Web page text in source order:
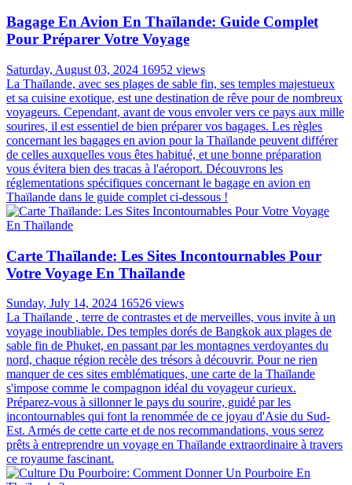
Bagage En Avion En Thaïlande: Guide Complet
Pour Préparer Votre Voyage
Saturday, August 03, 2024 16952 views
La Thaïlande, avec ses plages de sable fin, ses temples majestueux
et sa cuisine exotique, est une destination de rêve pour de nombreux
voyageurs. Cependant, avant de vous envoler vers ce pays aux mille
sourires, il est essentiel de bien préparer vos bagages. Les règles
concernant les bagages en avion pour la Thaïlande peuvent différer
de celles auxquelles vous êtes habitué, et une bonne préparation
vous évitera bien des tracas à l'aéroport. Découvrons les
réglementations spécifiques concernant le bagage en avion en
Thaïlande dans le guide complet ci-dessous !
Carte Thaïlande: Les Sites Incontournables Pour
Votre Voyage En Thaïlande
Sunday, July 14, 2024 16526 views
La Thaïlande , terre de contrastes et de merveilles, vous invite à un
voyage inoubliable. Des temples dorés de Bangkok aux plages de
sable fin de Phuket, en passant par les montagnes verdoyantes du
nord, chaque région recèle des trésors à découvrir. Pour ne rien
manquer de ces sites emblématiques, une carte de la Thaïlande
s'impose comme le compagnon idéal du voyageur curieux.
Préparez-vous à sillonner le pays du sourire, guidé par les
incontournables qui font la renommée de ce joyau d'Asie du Sud-
Est. Armés de cette carte et de nos recommandations, vous serez
prêts à entreprendre un voyage en Thaïlande extraordinaire à travers
ce royaume fascinant.